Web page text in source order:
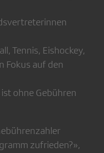
Tennis, Eishockey,
Fokus auf den
ohne Gebühren
zufrieden?»,